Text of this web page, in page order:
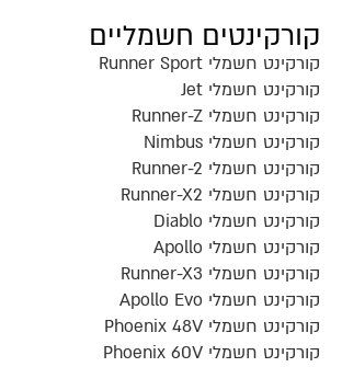
קורקינטים חשמליים
קורקינט חשמלי Runner Sport
קורקינט חשמלי Jet
קורקינט חשמלי Runner-Z
קורקינט חשמלי Nimbus
קורקינט חשמלי Runner-2
קורקינט חשמלי Runner-X2
קורקינט חשמלי Diablo
קורקינט חשמלי Apollo
קורקינט חשמלי Runner-X3
קורקינט חשמלי Apollo Evo
קורקינט חשמלי Phoenix 48V
קורקינט חשמלי Phoenix 60V